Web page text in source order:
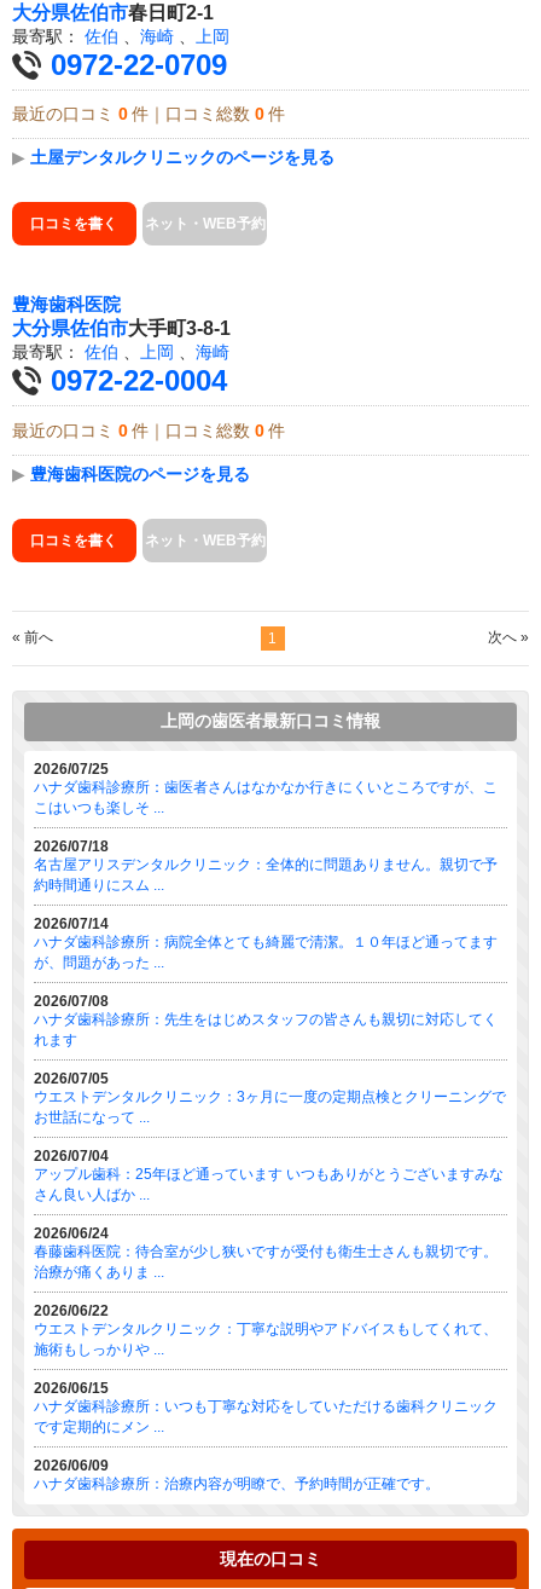
大分県佐伯市春日町2-1
最寄駅： 佐伯 海崎 上岡
0972-22-0709
最近の口コミ 0 件｜口コミ総数 0 件
▶ 土屋デンタルクリニックのページを見る
口コミを書く ネット・WEB予約
豊海歯科医院
大分県佐伯市大手町3-8-1
最寄駅： 佐伯 、 上岡 、 海崎
0972-22-0004
最近の口コミ 0 件｜口コミ総数 0 件
▶ 豊海歯科医院のページを見る
口コミを書く ネット・WEB予約
« 前へ 1 次へ »
上岡の歯医者最新口コミ情報
2026/07/25
ハナダ歯科診療所：歯医者さんはなかなか行きにくいところですが、こ
こはいつも楽しそ ...
2026/07/18
名古屋アリスデンタルクリニック：全体的に問題ありません。親切で予
約時間通りにスム ...
2026/07/14
ハナダ歯科診療所：病院全体とても綺麗で清潔。１０年ほど通ってます
が、問題があった ...
2026/07/08
ハナダ歯科診療所：先生をはじめスタッフの皆さんも親切に対応してく
れます
2026/07/05
ウエストデンタルクリニック：3ヶ月に一度の定期点検とクリーニングで
お世話になって ...
2026/07/04
アップル歯科：25年ほど通っています いつもありがとうございますみな
さん良い人ばか ...
2026/06/24
春藤歯科医院：待合室が少し狭いですが受付も衛生士さんも親切です。
治療が痛くありま ...
2026/06/22
ウエストデンタルクリニック：丁寧な説明やアドバイスもしてくれて、
施術もしっかりや ...
2026/06/15
ハナダ歯科診療所：いつも丁寧な対応をしていただける歯科クリニック
です定期的にメン ...
2026/06/09
ハナダ歯科診療所：治療内容が明瞭で、予約時間が正確です。
現在の口コミ